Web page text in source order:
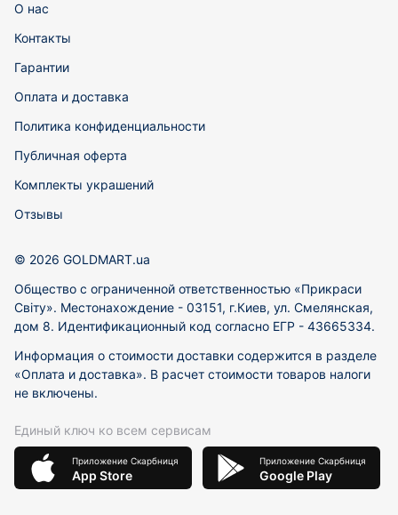
О нас
Контакты
Гарантии
Оплата и доставка
Политика конфиденциальности
Публичная оферта
Комплекты украшений
Отзывы
© 2026 GOLDMART.ua
Общество с ограниченной ответственностью «Прикраси
Світу». Местонахождение - 03151, г.Киев, ул. Смелянская,
дом 8. Идентификационный код согласно ЕГР - 43665334.
Информация о стоимости доставки содержится в разделе
«Оплата и доставка». В расчет стоимости товаров налоги
не включены.
Единый ключ ко всем сервисам
Приложение Скарбниця
App Store
Приложение Скарбниця
Google Play